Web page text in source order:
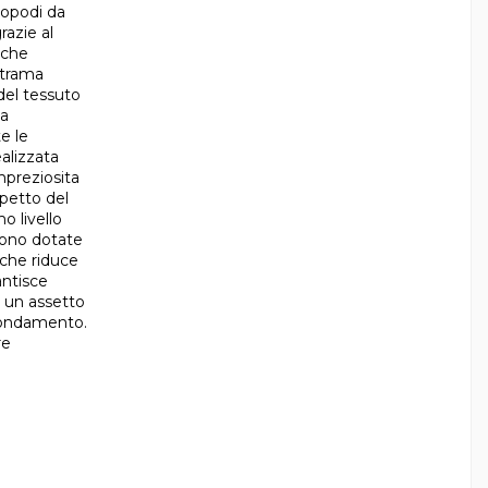
da
al
tessuto
le
del
livello
dotate
riduce
un assetto